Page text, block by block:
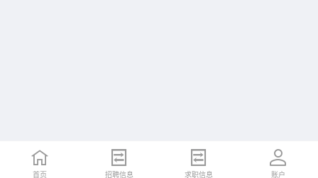
首页 招聘信息 求职信息 账户